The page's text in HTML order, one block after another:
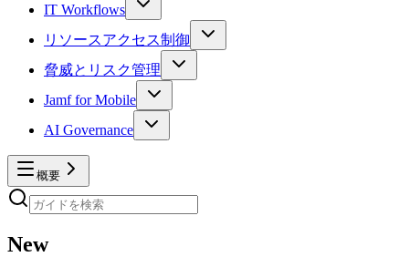
IT Workflows
リソースアクセス制御
脅威とリスク管理
Jamf for Mobile
AI Governance
概要
New